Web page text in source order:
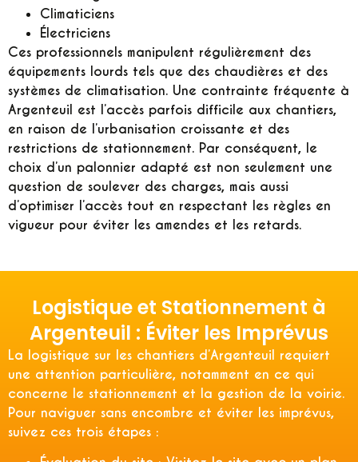
Climaticiens
Électriciens
Ces professionnels manipulent régulièrement des
équipements lourds tels que des chaudières et des
systèmes de climatisation. Une contrainte fréquente à
Argenteuil est l’accès parfois difficile aux chantiers,
en raison de l’urbanisation croissante et des
restrictions de stationnement. Par conséquent, le
choix d’un palonnier adapté est non seulement une
question de soulever des charges, mais aussi
d’optimiser l’accès tout en respectant les règles en
vigueur pour éviter les amendes et les retards.
Logistique et Stationnement à
Argenteuil : Éviter les Imprévus
La logistique sur les chantiers d’Argenteuil requiert
une attention particulière, notamment en ce qui
concerne le stationnement et la gestion de la voirie.
Pour naviguer sans encombre et éviter les imprévus,
suivez ces trois étapes :